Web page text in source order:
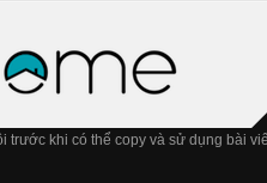
trước khi có thể copy và sử dụng bài